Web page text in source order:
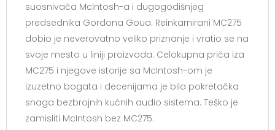
suosnivača McIntosh-a i dugogodišnjeg
predsednika Gordona Goua. Reinkarnirani MC275
dobio je neverovatno veliko priznanje i vratio se na
svoje mesto u liniji proizvoda. Celokupna priča iza
MC275 i njegove istorije sa McIntosh-om je
izuzetno bogata i decenijama je bila pokretačka
snaga bezbrojnih kućnih audio sistema. Teško je
zamisliti McIntosh bez MC275.